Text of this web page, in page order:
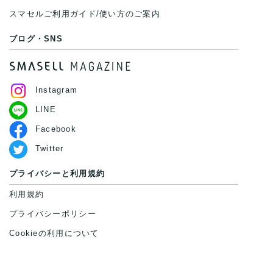
スマセルご利用ガイド/使い方のご案内
ブログ・SNS
Instagram
LINE
Facebook
Twitter
プライバシーと利用規約
利用規約
プライバシーポリシー
Cookieの利用について